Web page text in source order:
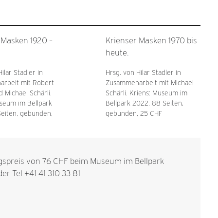
1920 –
Stadler in
mit Robert
Michael Schärli.
im Bellpark
gebunden,
Krienser Masken 1970 bis
heute.
Hrsg. von Hilar Stadler in
Zusammenarbeit mit Michael
Schärli. Kriens: Museum im
Bellpark 2022. 88 Seiten,
gebunden, 25 CHF
von 76 CHF beim Museum im Bellpark
Tel +41 41 310 33 81